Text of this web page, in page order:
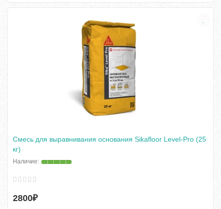
Смесь для выравнивания основания Sikafloor Level-Pro (25
кг)
2800₽